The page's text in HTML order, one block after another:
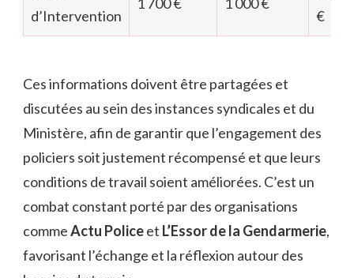
d’Intervention
1 700 € 1 000 €
€
Ces informations doivent être partagées et
discutées au sein des instances syndicales et du
Ministère, afin de garantir que l’engagement des
policiers soit justement récompensé et que leurs
conditions de travail soient améliorées. C’est un
combat constant porté par des organisations
commeActu Policeet L’Essor de la Gendarmerie,
favorisant l’échange et la réflexion autour des